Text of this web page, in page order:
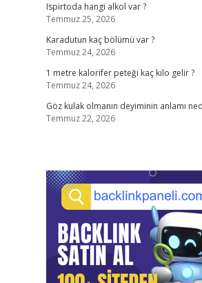
Ispirtoda hangi alkol var ?
Temmuz 25, 2026
Karadutun kaç bölümü var ?
Temmuz 24, 2026
1 metre kalorifer peteği kaç kilo gelir ?
Temmuz 24, 2026
Göz kulak olmanın deyiminin anlamı
Temmuz 22, 2026